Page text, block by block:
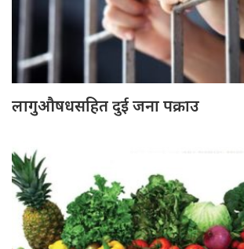
लागुऔषधसहित दुई जना पक्राउ